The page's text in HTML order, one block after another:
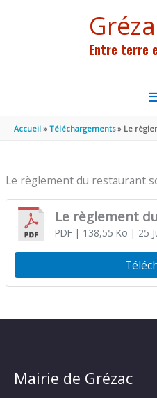
Entre terre
Accueil Téléchargements Le
Le règlement du restaurant
Le règlement
PDF| 138,55 Ko | 25
Mairie de Grézac